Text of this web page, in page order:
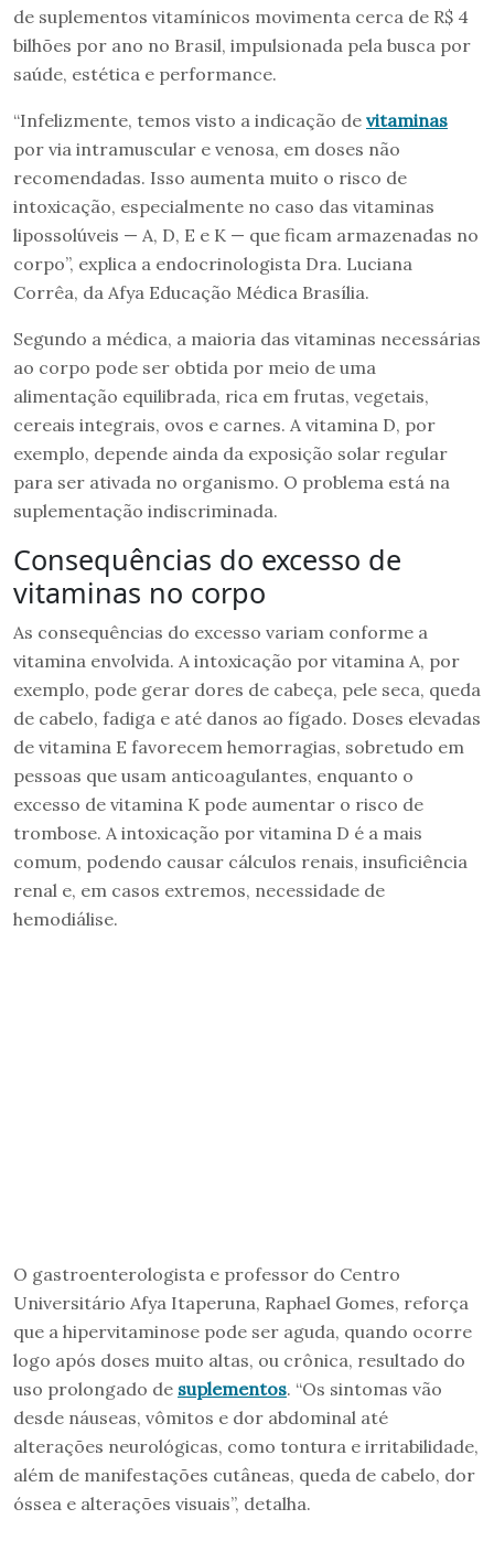
de suplementos vitamínicos movimenta cerca de R$ 4
bilhões por ano no Brasil, impulsionada pela busca por
saúde, estética e performance.
“Infelizmente, temos visto a indicação de vitaminas
por via intramuscular e venosa, em doses não
recomendadas. Isso aumenta muito o risco de
intoxicação, especialmente no caso das vitaminas
lipossolúveis — A, D, E e K — que ficam armazenadas no
corpo”, explica a endocrinologista Dra. Luciana
Corrêa, da Afya Educação Médica Brasília.
Segundo a médica, a maioria das vitaminas necessárias
ao corpo pode ser obtida por meio de uma
alimentação equilibrada, rica em frutas, vegetais,
cereais integrais, ovos e carnes. A vitamina D, por
exemplo, depende ainda da exposição solar regular
para ser ativada no organismo. O problema está na
suplementação indiscriminada.
Consequências do excesso de
vitaminas no corpo
As consequências do excesso variam conforme a
vitamina envolvida. A intoxicação por vitamina A, por
exemplo, pode gerar dores de cabeça, pele seca, queda
de cabelo, fadiga e até danos ao fígado. Doses elevadas
de vitamina E favorecem hemorragias, sobretudo em
pessoas que usam anticoagulantes, enquanto o
excesso de vitamina K pode aumentar o risco de
trombose. A intoxicação por vitamina D é a mais
comum, podendo causar cálculos renais, insuficiência
renal e, em casos extremos, necessidade de
hemodiálise.
O gastroenterologista e professor do Centro
Universitário Afya Itaperuna, Raphael Gomes, reforça
que a hipervitaminose pode ser aguda, quando ocorre
logo após doses muito altas, ou crônica, resultado do
uso prolongado de suplementos. “Os sintomas vão
desde náuseas, vômitos e dor abdominal até
alterações neurológicas, como tontura e irritabilidade,
além de manifestações cutâneas, queda de cabelo, dor
óssea e alterações visuais”, detalha.